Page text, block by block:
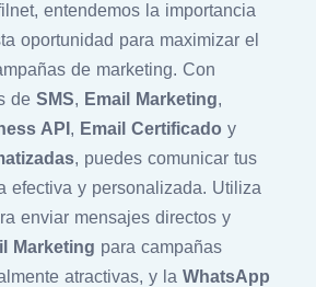
entendemos la importancia
oportunidad para maximizar el
de marketing. Con
de SMS, Email Marketing,
API , Email Certificado y
, puedes comunicar tus
efectiva y personalizada. Utiliza
enviar mensajes directos y
Marketing para campañas
atractivas, y la WhatsApp